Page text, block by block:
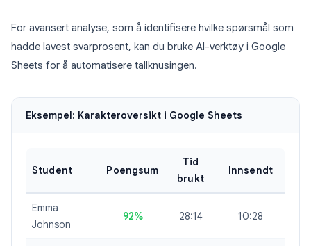
For avansert analyse, som å identifisere hvilke spørsmål som
hadde lavest svarprosent, kan du bruke AI-verktøy i Google
Sheets for å automatisere tallknusingen.
Eksempel: Karakteroversikt i Google Sheets
Student Poengsum
Tid
brukt
Innsendt
Emma
Johnson
92% 28:14 10:28